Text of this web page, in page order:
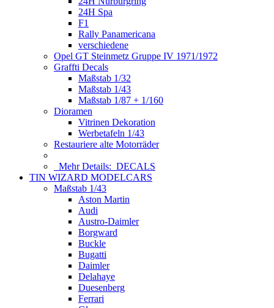
24H Spa
F1
Rally Panamericana
verschiedene
Opel GT Steinmetz Gruppe IV 1971/1972
Graffti Decals
Maßstab 1/32
Maßstab 1/43
Maßstab 1/87 + 1/160
Dioramen
Vitrinen Dekoration
Werbetafeln 1/43
Restauriere alte Motorräder
Mehr Details: DECALS
TIN WIZARD MODELCARS
Maßstab 1/43
Aston Martin
Audi
Austro-Daimler
Borgward
Buckle
Bugatti
Daimler
Delahaye
Duesenberg
Ferrari